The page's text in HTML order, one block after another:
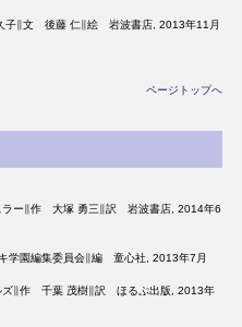
∥文 後藤 仁∥絵 岩波書店, 2013年11月
ページトップへ
ラー∥作 大塚 勇三∥訳 岩波書店, 2014年6
学園編集委員会∥編 童心社, 2013年7月
ズ∥作 千葉 茂樹∥訳 ほるぷ出版, 2013年